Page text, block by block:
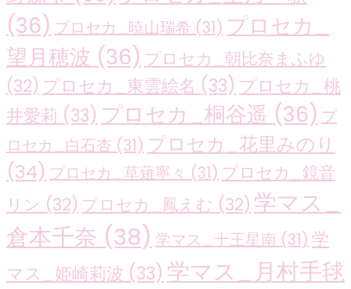
(36) プロセカ_暁山瑞希 (31) プロセカ_
望月穂波 (36) プロセカ_朝比奈まふゆ
(32) プロセカ_東雲絵名 (33) プロセカ_桃
井愛莉 (33) プロセカ_桐谷遥 (36) プ
ロセカ_白石杏 (31) プロセカ_花里みのり
(34) プロセカ_草薙寧々 (31) プロセカ_鏡音
リン (32) プロセカ_鳳えむ (32) 学マス_
倉本千奈 (38) 学マス_十王星南 (31) 学
マス_姫崎莉波 (33) 学マス_月村手毬